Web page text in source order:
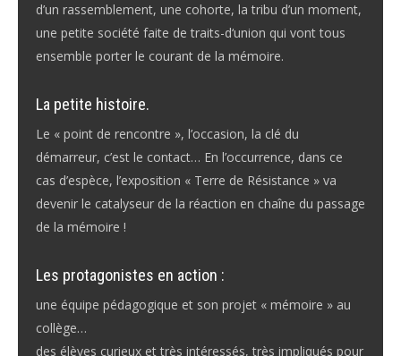
d’un rassemblement, une cohorte, la tribu d’un moment,
une petite société faite de traits-d‘union qui vont tous
ensemble porter le courant de la mémoire.
La petite histoire.
Le « point de rencontre », l’occasion, la clé du
démarreur, c’est le contact… En l’occurrence, dans ce
cas d’espèce, l’exposition « Terre de Résistance » va
devenir le catalyseur de la réaction en chaîne du passage
de la mémoire !
Les protagonistes en action :
une équipe pédagogique et son projet « mémoire » au
collège…
des élèves curieux et très intéressés, très impliqués pour